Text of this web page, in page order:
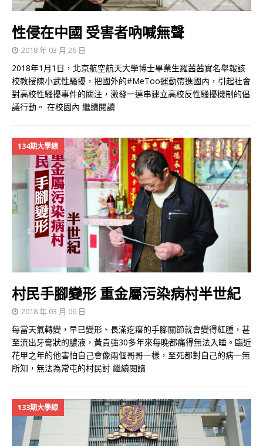
性侵在中國 受害者吶喊無聲
2018 年 03 月 26 日
2018年1月1日，北京航空航天大學博士畢業生羅茜茜實名舉報該
校教授陳小武性騷擾，把國外的#MeToo運動帶進國內，引起社會
對高校性騷擾事件的關注，激發一連串建立高校反性騷擾機制的倡
議行動。 在校園內 繼續閱讀
134期大學線
村民手腳變形 重金屬污染病村半世紀
2018 年 03 月 06 日
每當天氣轉變，早已變形、長滿疙瘩的手腳關節就會變得紅腫，甚
至流出牙膏狀的膿液，黃貴強30多年來每晚都痛得無法入睡。臨近
花甲之年的他害怕自己會像兩個哥哥一樣，至死都對自己的病一無
所知，無法為常屯的村民討 繼續閱讀
133期大學線